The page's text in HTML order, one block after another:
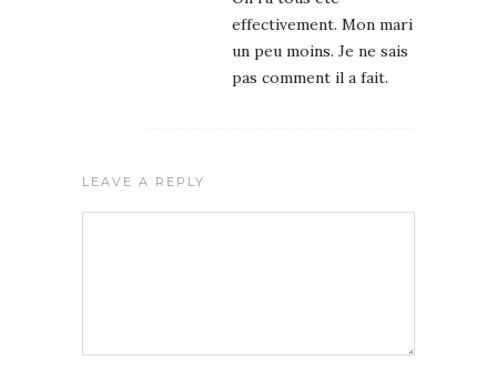
effectivement. Mon mari
un peu moins. Je ne sais
pas comment il a fait.
LEAVE A REPLY